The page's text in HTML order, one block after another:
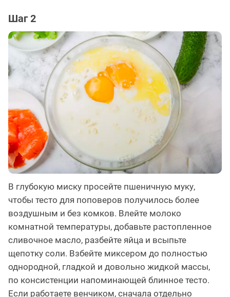
Шаг 2
В глубокую миску просейте пшеничную муку,
чтобы тесто для поповеров получилось более
воздушным и без комков. Влейте молоко
комнатной температуры, добавьте растопленное
сливочное масло, разбейте яйца и всыпьте
щепотку соли. Взбейте миксером до полностью
однородной, гладкой и довольно жидкой массы,
по консистенции напоминающей блинное тесто.
Если работаете венчиком, сначала отдельно